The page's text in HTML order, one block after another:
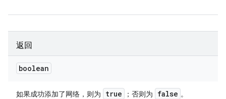
返回
boolean
如果成功添加了网络，则为 true ；否则为 false 。